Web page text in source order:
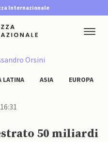
Internazionale
Orsini
LATINA ASIA EUROPA
50 miliardi